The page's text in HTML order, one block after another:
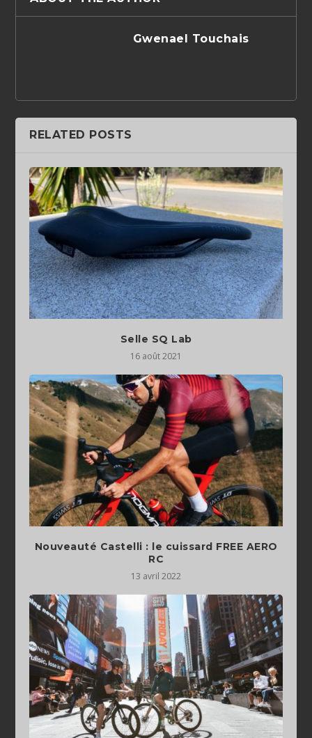
Gwenael Touchais
RELATED POSTS
Selle SQ Lab
16 août 2021
Nouveauté Castelli : le cuissard FREE AERO
RC
13 avril 2022